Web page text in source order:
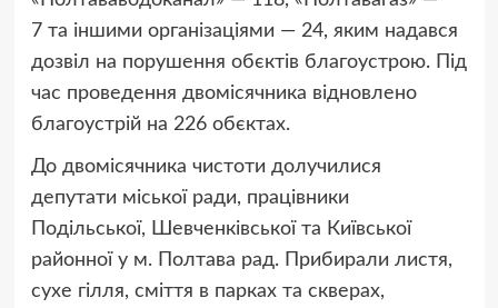
7 та іншими організаціями — 24, яким надався
дозвіл на порушення обєктів благоустрою. Під
час проведення двомісячника відновлено
благоустрій на 226 обєктах.
До двомісячника чистоти долучилися
депутати міської ради, працівники
Подільської, Шевченківської та Київської
районної у м. Полтава рад. Прибирали листя,
сухе гілля, сміття в парках та скверах,